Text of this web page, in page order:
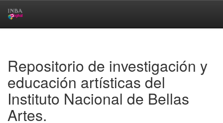
Repositorio de investigación y
educación artísticas del
Instituto Nacional de Bellas
Artes.